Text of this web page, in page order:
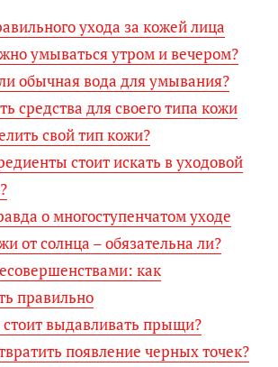
ухода за кожей лица
умываться утром и вечером?
обычная вода для умывания?
средства для своего типа кожи
свой тип кожи?
стоит искать в уходовой
о многоступенчатом уходе
от солнца – обязательна ли?
как
правильно
выдавливать прыщи?
появление черных точек?